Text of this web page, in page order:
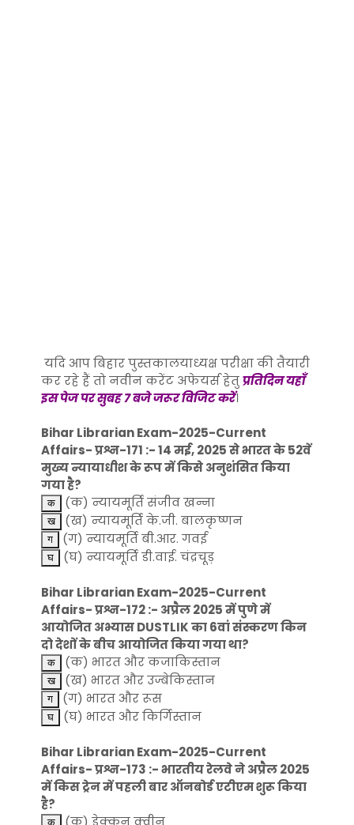
यदि आप बिहार पुस्तकालयाध्यक्ष परीक्षा की तैयारी
कर रहे हैं तो नवीन करेंट अफेयर्स हेतुप्रतिदिन यहाँ
इस पेज पर सुबह 7 बजे जरूर विजिट करें।
Bihar Librarian Exam-2025-Current
Affairs- प्रश्न-171 :- 14 मई, 2025 से भारत के 52वें
मुख्य न्यायाधीश के रूप में किसे अनुशंसित किया
गया है?
(क) न्यायमूर्ति संजीव खन्ना
(ख) न्यायमूर्ति के.जी. बालकृष्णन
(ग) न्यायमूर्ति बी.आर. गवई
(घ) न्यायमूर्ति डी.वाई. चंद्रचूड़
Bihar Librarian Exam-2025-Current
Affairs- प्रश्न-172 :- अप्रैल 2025 में पुणे में
आयोजित अभ्यास DUSTLIK का 6वां संस्करण किन
दो देशों के बीच आयोजित किया गया था?
(क) भारत और कजाकिस्तान
(ख) भारत और उज्बेकिस्तान
(ग) भारत और रूस
(घ) भारत और किर्गिस्तान
Bihar Librarian Exam-2025-Current
Affairs- प्रश्न-173 :- भारतीय रेलवे ने अप्रैल 2025
में किस ट्रेन में पहली बार ऑनबोर्ड एटीएम शुरू किया
है?
(क) डेक्कन क्वीन